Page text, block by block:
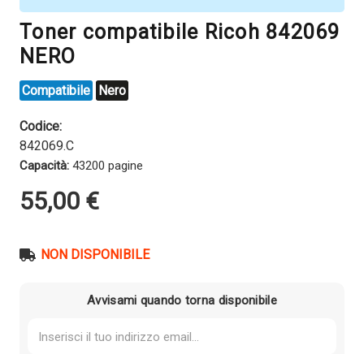
Toner compatibile Ricoh 842069
NERO
Compatibile Nero
Codice:
842069.C
Capacità: 43200 pagine
55,00 €
NON DISPONIBILE
Avvisami quando torna disponibile